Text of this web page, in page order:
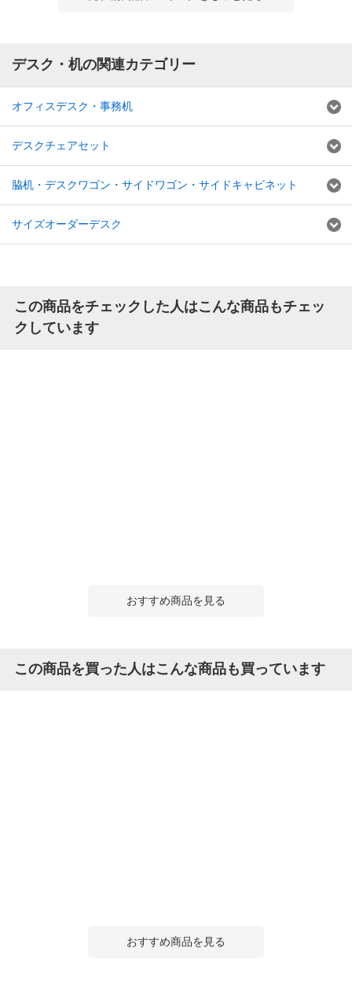
デスク・机の関連カテゴリー
オフィスデスク・事務机
デスクチェアセット
脇机・デスクワゴン・サイドワゴン・サイドキャビネット
サイズオーダーデスク
この商品をチェックした人はこんな商品もチェッ
クしています
おすすめ商品を見る
この商品を買った人はこんな商品も買っています
おすすめ商品を見る